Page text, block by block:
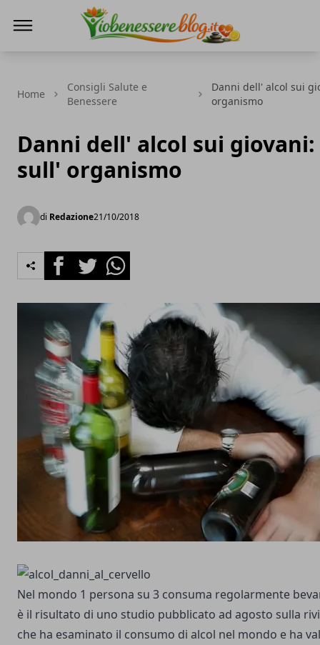
Home
Consigli Salute e
Benessere
Danni dell' alcol sui
organismo
Danni dell' alcol sui
sull' organismo
di Redazione21/10/2018
FacebookTwitterWhatsapp
Nel mondo 1 persona su 3 consuma regolarmente
è il risultato di uno studio pubblicato ad agosto sulla
che ha esaminato il consumo di alcol nel mondo e ha